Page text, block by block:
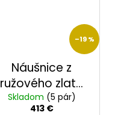
–19 %
Náušnice z
ružového zlata
23231/R
Skladom (5 pár)
413 €